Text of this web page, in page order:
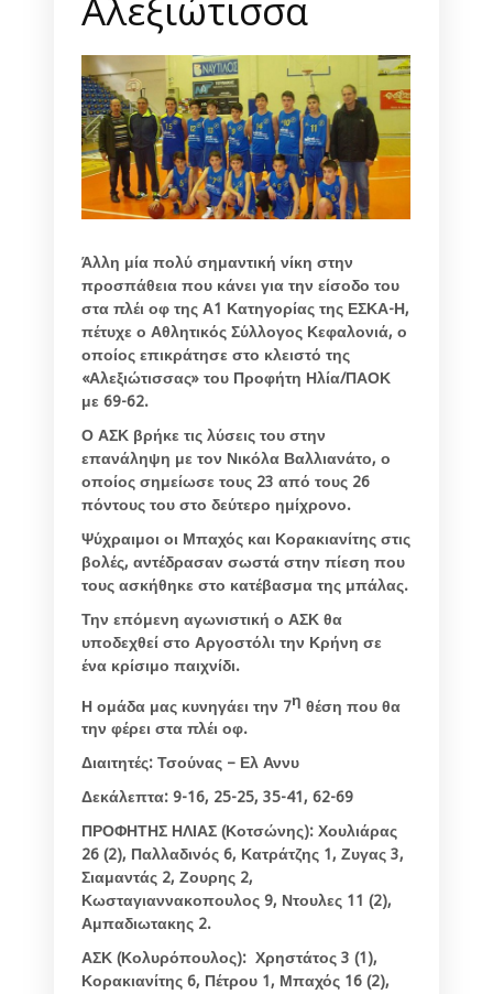
Άλλη μία πολύ σημαντική νίκη στην
προσπάθεια που κάνει για την είσοδο του
στα πλέι οφ της Α1 Κατηγορίας της ΕΣΚΑ-Η,
πέτυχε ο Αθλητικός Σύλλογος Κεφαλονιά, ο
οποίος επικράτησε στο κλειστό της
«Αλεξιώτισσας» του Προφήτη Ηλία/ΠΑΟΚ
με 69-62.
Ο ΑΣΚ βρήκε τις λύσεις του στην
επανάληψη με τον Νικόλα Βαλλιανάτο, ο
οποίος σημείωσε τους 23 από τους 26
πόντους του στο δεύτερο ημίχρονο.
Ψύχραιμοι οι Μπαχός και Κορακιανίτης στις
βολές, αντέδρασαν σωστά στην πίεση που
τους ασκήθηκε στο κατέβασμα της μπάλας.
Την επόμενη αγωνιστική ο ΑΣΚ θα
υποδεχθεί στο Αργοστόλι την Κρήνη σε
ένα κρίσιμο παιχνίδι.
Η ομάδα μας κυνηγάει την 7η θέση που θα
την φέρει στα πλέι οφ.
Διαιτητές: Τσούνας – Ελ Αννυ
Δεκάλεπτα: 9-16, 25-25, 35-41, 62-69
ΠΡΟΦΗΤΗΣ ΗΛΙΑΣ (Κοτσώνης): Χουλιάρας
26 (2), Παλλαδινός 6, Κατράτζης 1, Ζυγας 3,
Σιαμαντάς 2, Ζουρης 2,
Κωσταγιαννακοπουλος 9, Ντουλες 11 (2),
Αμπαδιωτακης 2.
ΑΣΚ (Κολυρόπουλος): Χρηστάτος 3 (1),
Κορακιανίτης 6, Πέτρου 1, Μπαχός 16 (2),